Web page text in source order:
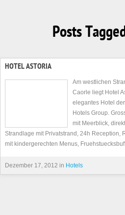
Posts
HOTEL ASTORIA
Am westlichen
Caorle liegt Hotel
elegantes Hotel
Hotels Group.
mit Meerblick,
Strandlage mit Privatstrand, 24h Reception,
mit kindergerechten Menus,
Dezember 17, 2012 in Hotels